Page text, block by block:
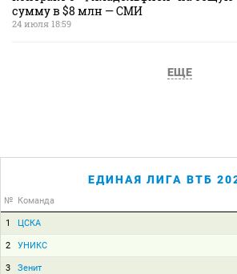
сумму в $8 млн — СМИ
24 июля 18:59
ЕЩЕ
ЕДИНАЯ ЛИГА ВТБ
№ Команда
1 ЦСКА
2 УНИКС
3 Зенит